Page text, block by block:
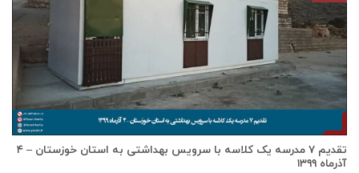
تقدیم ۷ مدرسه یک کلاسه با سرويس بهداشتی به استان خوزستان – ۴
آذر‌ماه ۱۳۹۹